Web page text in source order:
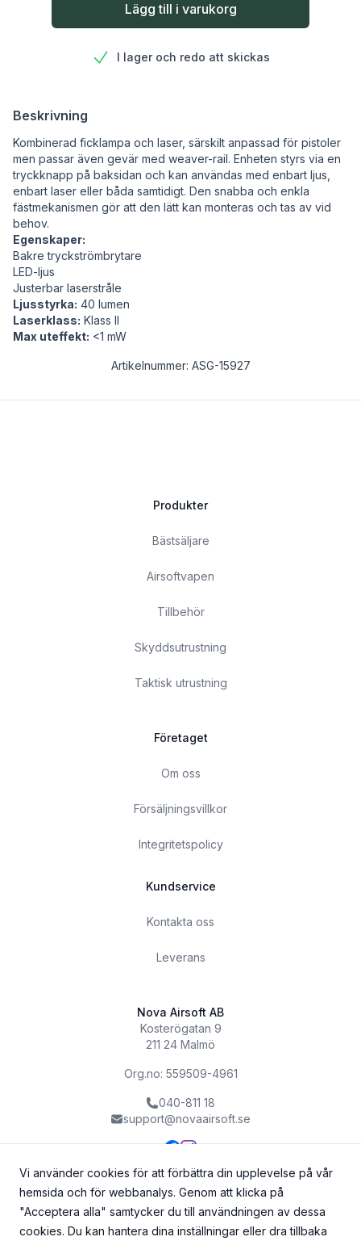
Lägg till i varukorg
I lager och redo att skickas
Beskrivning
Kombinerad ficklampa och laser, särskilt anpassad för pistoler
men passar även gevär med weaver-rail. Enheten styrs via en
tryckknapp på baksidan och kan användas med enbart ljus,
enbart laser eller båda samtidigt. Den snabba och enkla
fästmekanismen gör att den lätt kan monteras och tas av vid
behov.
Egenskaper:
Bakre tryckströmbrytare
LED-ljus
Justerbar laserstråle
Ljusstyrka: 40 lumen
Laserklass: Klass II
Max uteffekt: <1 mW
Artikelnummer: ASG-15927
Produkter
Bästsäljare
Airsoftvapen
Tillbehör
Skyddsutrustning
Taktisk utrustning
Företaget
Om oss
Försäljningsvillkor
Integritetspolicy
Kundservice
Kontakta oss
Leverans
Nova Airsoft AB
Kosterögatan 9
211 24 Malmö
Org.no: 559509-4961
040-811 18
support@novaairsoft.se
Vi använder cookies för att förbättra din upplevelse på vår
hemsida och för webbanalys. Genom att klicka på
"Acceptera alla" samtycker du till användningen av dessa
cookies. Du kan hantera dina inställningar eller dra tillbaka